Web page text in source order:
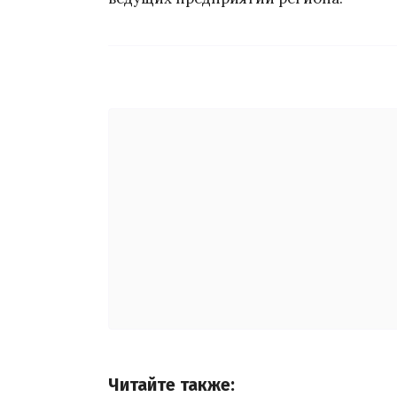
Читайте также: